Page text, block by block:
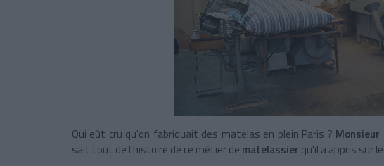
Qui eût cru qu'on fabriquait des matelas en plein Paris ? Monsieur
sait tout de l'histoire de ce métier de matelassier qu'il a appris sur